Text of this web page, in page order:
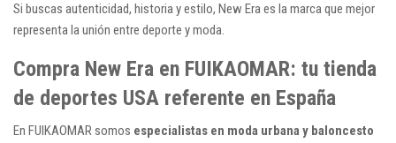
Si buscas autenticidad, historia y estilo, New Era es la marca que mejor
representa la unión entre deporte y moda.
Compra New Era en FUIKAOMAR: tu tienda
de deportes USA referente en España
En FUIKAOMAR somos especialistas en moda urbana y baloncesto